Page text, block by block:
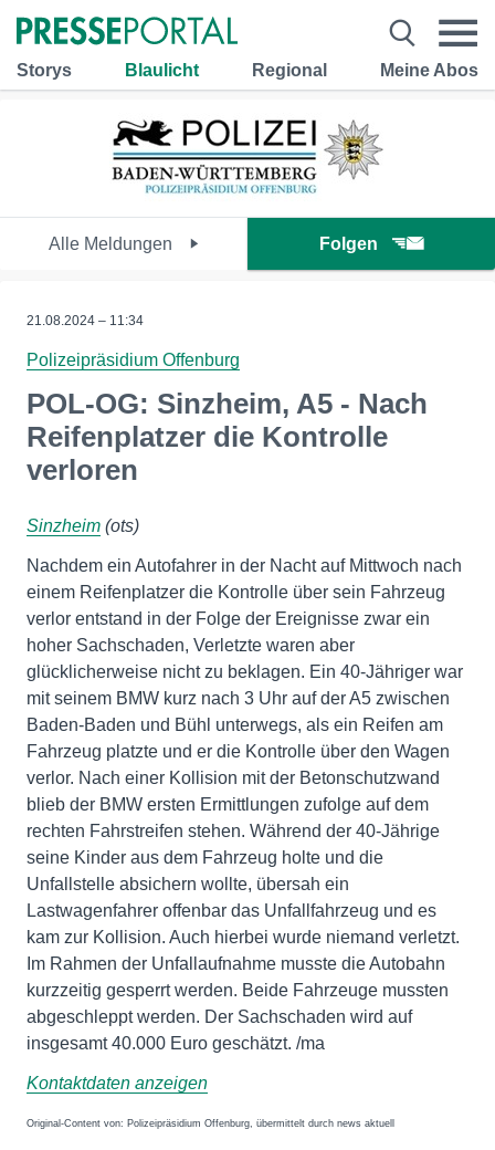
Storys Blaulicht Regional Meine Abos
Alle Meldungen Folgen
21.08.2024 – 11:34
Polizeipräsidium Offenburg
POL-OG: Sinzheim, A5 - Nach
Reifenplatzer die Kontrolle
verloren
Sinzheim (ots)
Nachdem ein Autofahrer in der Nacht auf Mittwoch nach
einem Reifenplatzer die Kontrolle über sein Fahrzeug
verlor entstand in der Folge der Ereignisse zwar ein
hoher Sachschaden, Verletzte waren aber
glücklicherweise nicht zu beklagen. Ein 40-Jähriger war
mit seinem BMW kurz nach 3 Uhr auf der A5 zwischen
Baden-Baden und Bühl unterwegs, als ein Reifen am
Fahrzeug platzte und er die Kontrolle über den Wagen
verlor. Nach einer Kollision mit der Betonschutzwand
blieb der BMW ersten Ermittlungen zufolge auf dem
rechten Fahrstreifen stehen. Während der 40-Jährige
seine Kinder aus dem Fahrzeug holte und die
Unfallstelle absichern wollte, übersah ein
Lastwagenfahrer offenbar das Unfallfahrzeug und es
kam zur Kollision. Auch hierbei wurde niemand verletzt.
Im Rahmen der Unfallaufnahme musste die Autobahn
kurzzeitig gesperrt werden. Beide Fahrzeuge mussten
abgeschleppt werden. Der Sachschaden wird auf
insgesamt 40.000 Euro geschätzt. /ma
Kontaktdaten anzeigen
Original-Content von: Polizeipräsidium Offenburg, übermittelt durch news aktuell